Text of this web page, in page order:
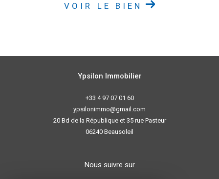
VOIR LE BIEN
Ypsilon Immobilier
+33 4 97 07 01 60
ypsilonimmo@gmail.com
20 Bd de la République et 35 rue Pasteur
06240
Beausoleil
Nous suivre sur